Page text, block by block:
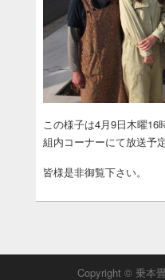
この様子は4月9日木曜16
組内コーナーにて放送予定
皆様是非御覧下さい。
Copyright © 乗本